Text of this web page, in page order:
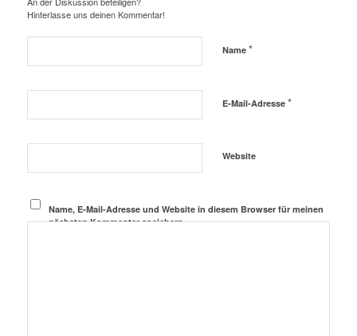
Hinterlasse uns deinen Kommentar!
Name *
E-Mail-Adresse *
Website
Name, E-Mail-Adresse und Website in diesem Browser für meinen
nächsten Kommentar speichern.